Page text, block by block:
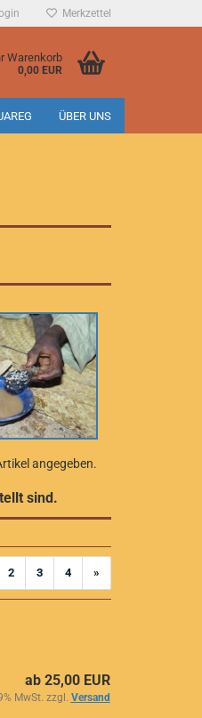
Merkzettel
Warenkorb
0,00 EUR
ÜBER UNS
angegeben.
sind.
2 3 4 »
ab 25,00 EUR
MwSt. zzgl. Versand